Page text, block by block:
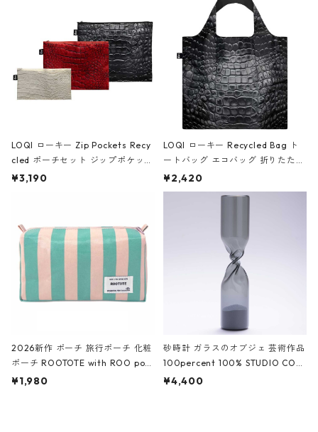
ア/クラウン ブラック
LOQI ローキー Zip Pockets Recy
cled ポーチセット ジップポケット
ファスナーポーチ 撥水加工 トラベ
ーガンディー、オフホワイト
¥3,190
LOQI ローキー Recycled Bag ト
ートバッグ エコバッグ 折りたたみ
大きめ 撥水加工 収納ポーチ CRO
CODILE/Black クロコダイル/ブラ
¥2,420
2026新作 ポーチ 旅行ポーチ 化粧
ポーチ ROOTOTE with ROO pou
ch 3532 ルートート WR.ポーチ.ラ
¥1,980
砂時計 ガラスのオブジェ 芸術作品
100percent 100% STUDIO COH
AKU Timeless 100パーセント ス
¥4,400